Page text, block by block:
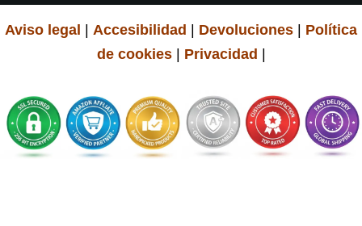
Aviso legal | Accesibilidad | Devoluciones | Política
de cookies| Privacidad |